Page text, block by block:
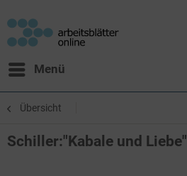
Menü
Übersicht
Schiller:"Kabale und Liebe"